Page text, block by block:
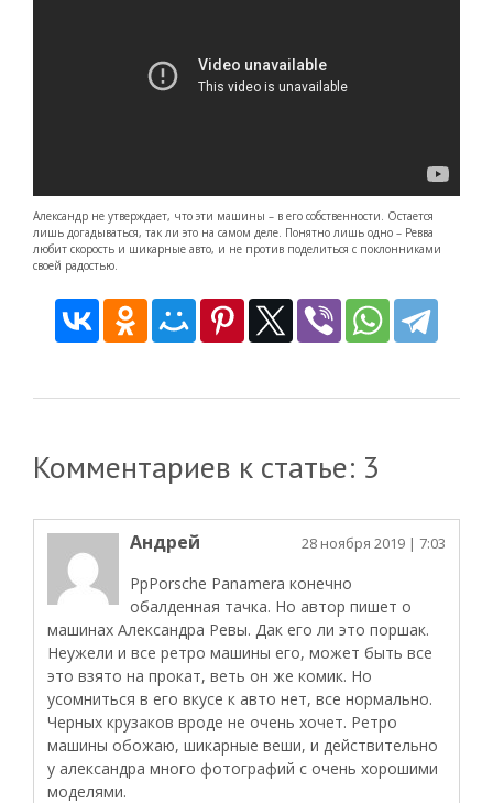
Александр не утверждает, что эти машины – в его собственности. Остается
лишь догадываться, так ли это на самом деле. Понятно лишь одно – Ревва
любит скорость и шикарные авто, и не против поделиться с поклонниками
своей радостью.
Комментариев к статье: 3
Андрей 28 ноября 2019 | 7:03
РрPorsche Panamera конечно
обалденная тачка. Но автор пишет о
машинах Александра Ревы. Дак его ли это поршак.
Неужели и все ретро машины его, может быть все
это взято на прокат, веть он же комик. Но
усомниться в его вкусе к авто нет, все нормально.
Черных крузаков вроде не очень хочет. Ретро
машины обожаю, шикарные веши, и действительно
у александра много фотографий с очень хорошими
моделями.